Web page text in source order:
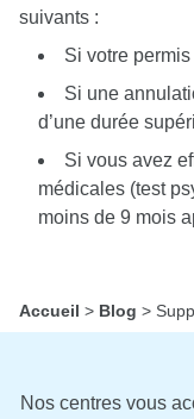
suivants :
Si votre
Si une
d’une durée
Si vous avez
médicales (test
moins de 9 mois
Accueil > Blog >
Nos centres vous